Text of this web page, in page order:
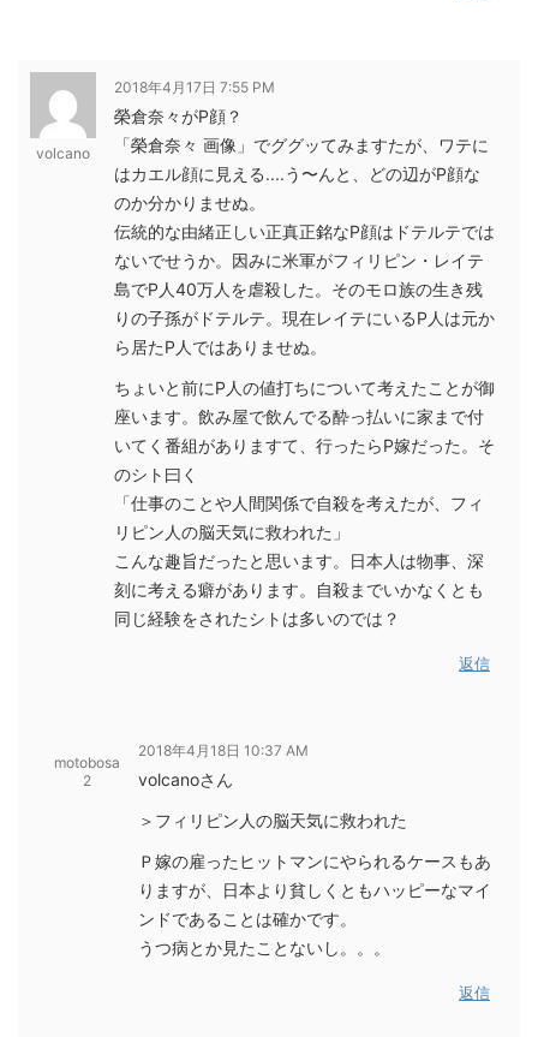
volcano
2018年4月17日 7:55 PM
榮倉奈々がP顔？
「榮倉奈々 画像」でググッてみますたが、ワテに
はカエル顔に見える....う〜んと、どの辺がP顔な
のか分かりませぬ。
伝統的な由緒正しい正真正銘なP顔はドテルテでは
ないでせうか。因みに米軍がフィリピン・レイテ
島でP人40万人を虐殺した。そのモロ族の生き残
りの子孫がドテルテ。現在レイテにいるP人は元か
ら居たP人ではありませぬ。
ちょいと前にP人の値打ちについて考えたことが御
座います。飲み屋で飲んでる酔っ払いに家まで付
いてく番組がありますて、行ったらP嫁だった。そ
のシト曰く
「仕事のことや人間関係で自殺を考えたが、フィ
リピン人の脳天気に救われた」
こんな趣旨だったと思います。日本人は物事、深
刻に考える癖があります。自殺までいかなくとも
同じ経験をされたシトは多いのでは？
返信
motobosa
2
2018年4月18日 10:37 AM
volcanoさん
＞フィリピン人の脳天気に救われた
Ｐ嫁の雇ったヒットマンにやられるケースもあ
りますが、日本より貧しくともハッピーなマイ
ンドであることは確かです。
うつ病とか見たことないし。。。
返信